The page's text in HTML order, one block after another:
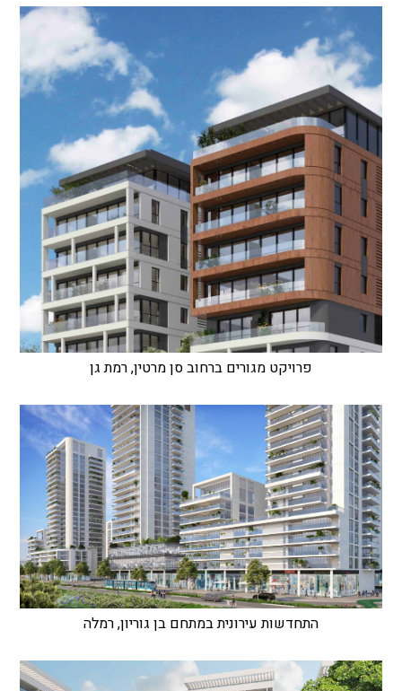
פרויקט מגורים ברחוב סן מרטין, רמת גן
התחדשות עירונית במתחם בן גוריון, רמלה